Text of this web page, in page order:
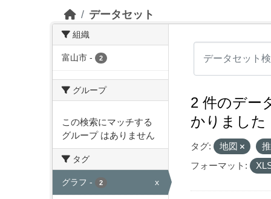
データセット
組織
富山市 - 2
グループ
この検索にマッチする
グループ はありません
タグ
グラフ - 2 x
2 件のデー
かりました
タグ: 地図
フォーマット: